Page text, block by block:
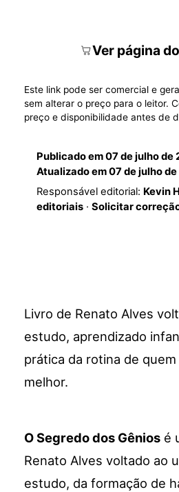
Ver página
Este link pode ser comercial e
sem alterar o preço para o leitor.
preço e disponibilidade antes de
Publicado em07 de julho de
Atualizado em07 de julho
Responsável editorial: Kevin
editoriais· Solicitar
Livro de Renato Alves
estudo, aprendizado
prática da rotina de
melhor.
O Segredo dos Gênios é
Renato Alves voltado ao
estudo, da formação de